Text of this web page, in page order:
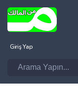
Giriş Yap